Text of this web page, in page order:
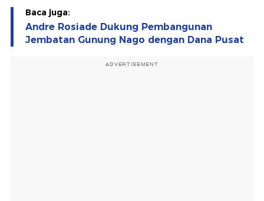
Baca juga:
Andre Rosiade Dukung Pembangunan
Jembatan Gunung Nago dengan Dana Pusat
ADVERTISEMENT